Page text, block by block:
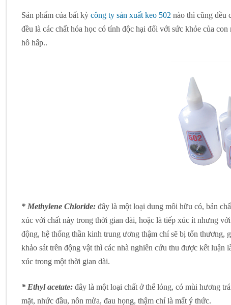
Sản phẩm của bất kỳ công ty sản xuất keo 502 nào thì cũng đều
đều là các chất hóa học có tính độc hại đối với sức khỏe của
hô hấp..
* Methylene Chloride:đây là một loại dung môi hữu có, bản
xúc với chất này trong thời gian dài, hoặc là tiếp xúc ít nhưng
động, hệ thống thần kinh trung ương thậm chí sẽ bị tổn thương,
khảo sát trên động vật thì các nhà nghiên cứu thu được kết
xúc trong một thời gian dài.
* Ethyl acetate:đây là một loại chất ở thể lỏng, có mùi hương
mặt, nhức đầu, nôn mửa, đau họng, thậm chí là mất ý thức.